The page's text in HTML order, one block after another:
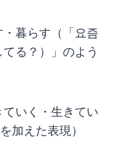
暮らす（「요즘
る？）」のよう
いく・生きてい
加えた表現）